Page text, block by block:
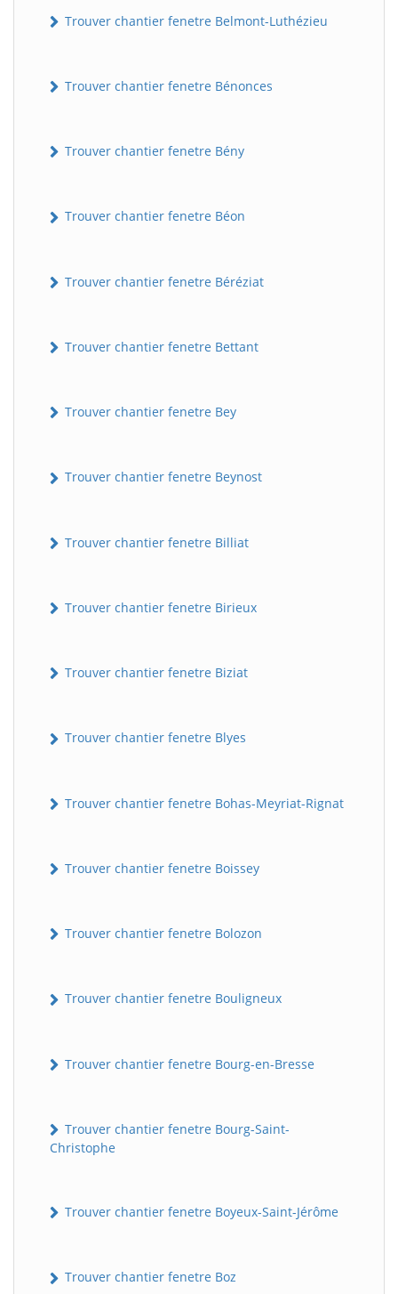
Trouver chantier fenetre Belmont-Luthézieu
Trouver chantier fenetre Bénonces
Trouver chantier fenetre Bény
Trouver chantier fenetre Béon
Trouver chantier fenetre Béréziat
Trouver chantier fenetre Bettant
Trouver chantier fenetre Bey
Trouver chantier fenetre Beynost
Trouver chantier fenetre Billiat
Trouver chantier fenetre Birieux
Trouver chantier fenetre Biziat
Trouver chantier fenetre Blyes
Trouver chantier fenetre Bohas-Meyriat-Rignat
Trouver chantier fenetre Boissey
Trouver chantier fenetre Bolozon
Trouver chantier fenetre Bouligneux
Trouver chantier fenetre Bourg-en-Bresse
Trouver chantier fenetre Bourg-Saint-
Christophe
Trouver chantier fenetre Boyeux-Saint-Jérôme
Trouver chantier fenetre Boz